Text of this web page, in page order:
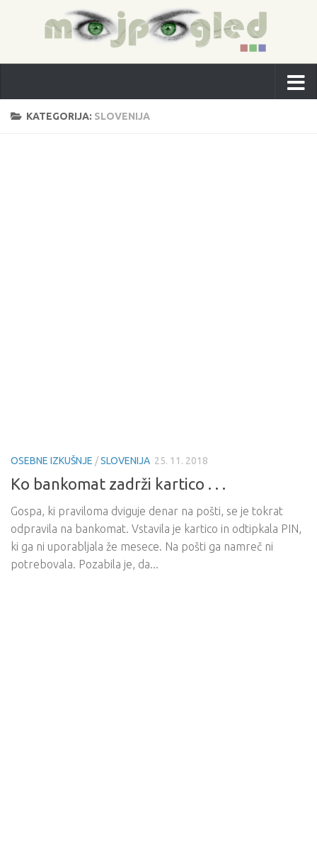
KATEGORIJA: SLOVENIJA
OSEBNE IZKUŠNJE /SLOVENIJA 25. 11. 2018
Ko bankomat zadrži kartico . . .
Gospa, ki praviloma dviguje denar na pošti, se je tokrat
odpravila na bankomat. Vstavila je kartico in odtipkala PIN,
ki ga ni uporabljala že mesece. Na pošti ga namreč ni
potrebovala. Pozabila je, da...